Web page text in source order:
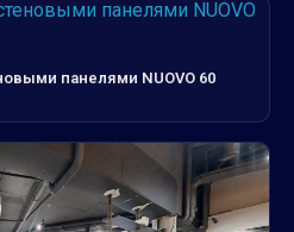
панелями NUOVO 60